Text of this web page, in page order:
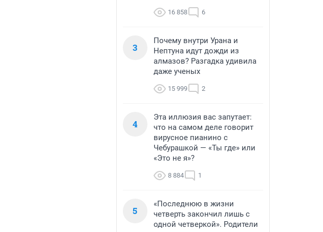
16 858 6
3
Почему внутри Урана и
Нептуна идут дожди из
алмазов? Разгадка удивила
даже ученых
15 999 2
4
Эта иллюзия вас запутает:
что на самом деле говорит
вирусное пианино с
Чебурашкой — «Ты где» или
«Это не я»?
8 884 1
5
«Последнюю в жизни
четверть закончил лишь с
одной четверкой». Родители